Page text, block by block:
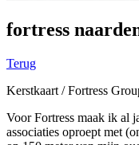
fortress
Terug
Kerstkaart / Fortress
Voor Fortress maak ik al
associaties oproept met